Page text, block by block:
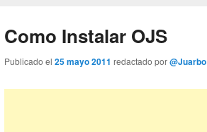
Como Instalar OJS
Publicado el25 mayo 2011 redactado por@Juarbo